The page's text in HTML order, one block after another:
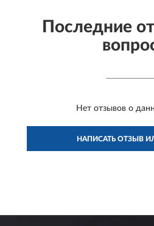
Последние
Нет отзывов о
НАПИСАТЬ ОТЗЫВ